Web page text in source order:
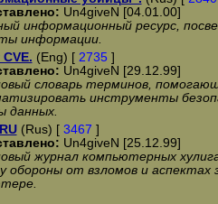
Un4giveN [04.01.00]
информационный ресурс,
информации.
CVE. (Eng) [ 2735 ]
Un4giveN [29.12.99]
словарь терминов,
инструменты
данных.
(Rus) [ 3467 ]
Un4giveN [25.12.99]
журнал компьютерных
обороны от взломов и